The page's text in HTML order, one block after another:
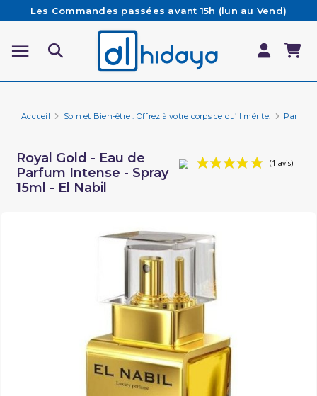
Les Commandes passées avant 15h (lun au Vend)
sont préparées et expédiées le jour même
Besoin d'aide ? Retrouvez notre FAQ
Livraison offerte à partir de 65€ d'achat*
Accueil Soin et Bien-être : Offrez à votre corps ce qu’il mérite. Parfum
Royal Gold - Eau de
Parfum Intense - Spray
15ml - El Nabil